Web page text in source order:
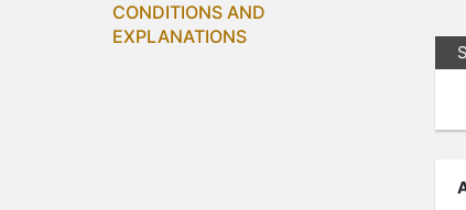
CONDITIONS AND
EXPLANATIONS